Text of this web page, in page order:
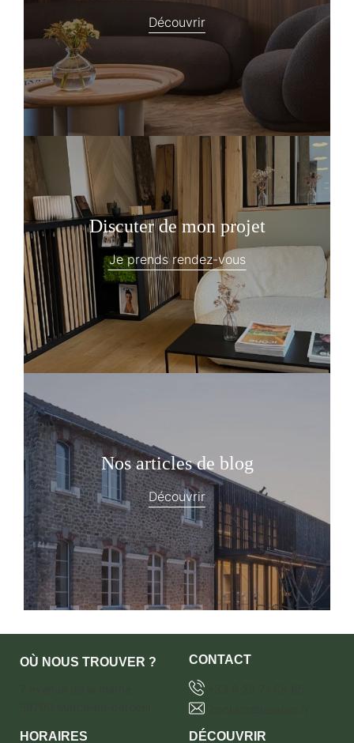
Découvrir
Discuter de mon projet
Je prends rendez-vous
Nos articles de blog
Découvrir
OÙ NOUS TROUVER ?
CONTACT
HORAIRES
DÉCOUVRIR